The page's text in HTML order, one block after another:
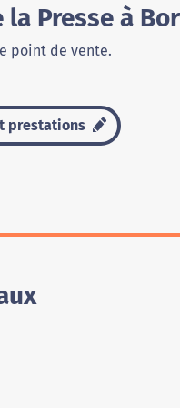
Presse à
point de vente.
prestations